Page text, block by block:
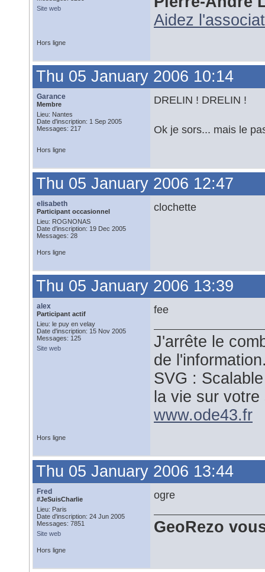
Site web
Aidez
Hors ligne
Thu 05 January 2006 10:14
Garance
Membre
Lieu: Nantes
Date d'inscription: 1 Sep 2005
Messages: 217
DRELIN ! DRELIN !
Ok je sors... mais le
Hors ligne
Thu 05 January 2006 12:47
elisabeth
Participant occasionnel
Lieu: ROGNONAS
Date d'inscription: 19 Dec 2005
Messages: 28
clochette
Hors ligne
Thu 05 January 2006 13:39
alex
Participant actif
Lieu: le puy en velay
Date d'inscription: 15 Nov 2005
Messages: 125
Site web
fee
J'arrête le
de
SVG :
la vie sur
www.ode43.fr
Hors ligne
Thu 05 January 2006 13:44
Fred
#JeSuisCharlie
Lieu: Paris
Date d'inscription: 24 Jun 2005
Messages: 7851
Site web
ogre
GeoRezo
Hors ligne